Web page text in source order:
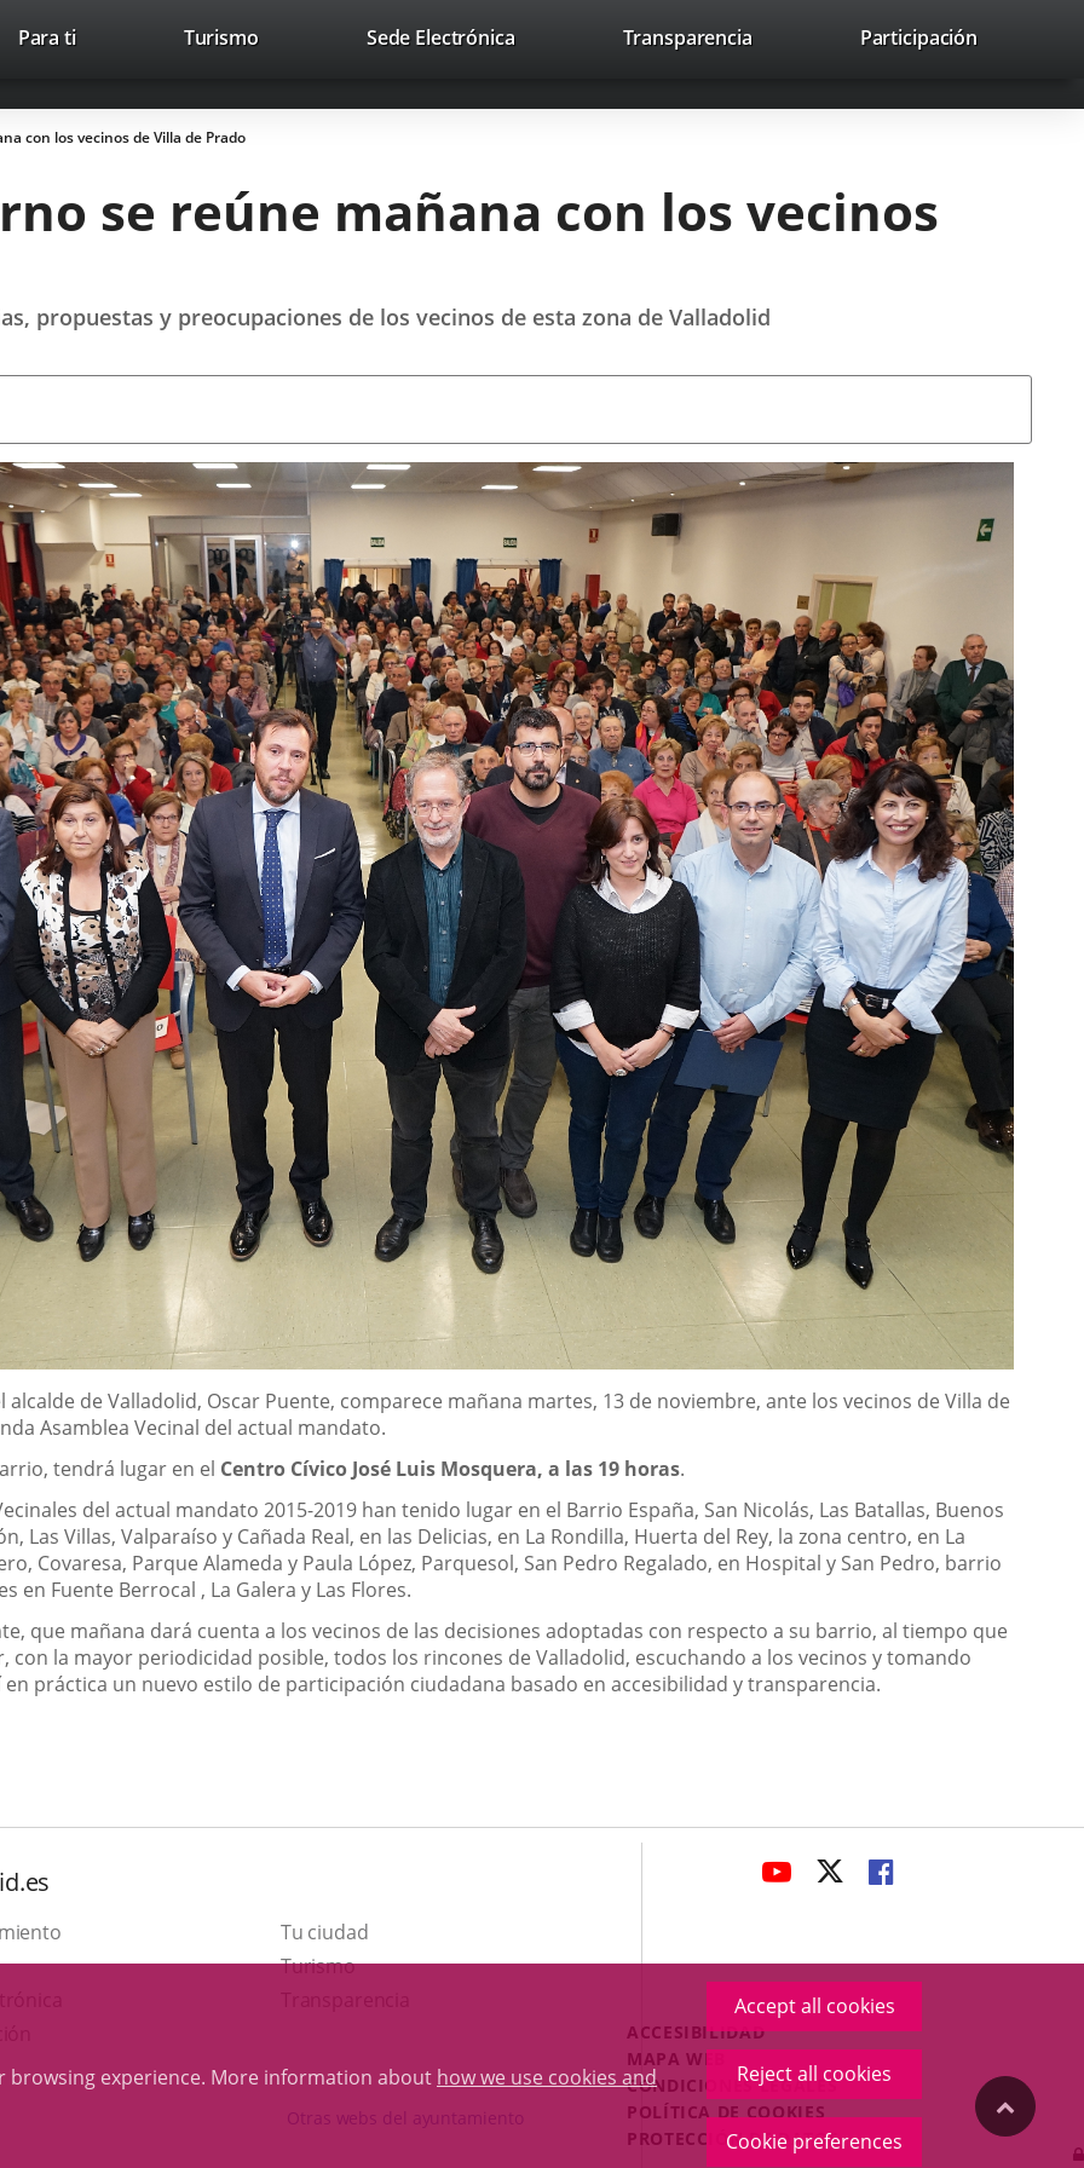
browsing experience. More information about how we use cookies and
Accept all cookies
Reject all cookies
Cookie preferences
Trabaja con nosotros Contacto avaHeaderSocial
Link
external
Link
external
Link
external
Search
Para ti TurismoThis
open
up
Sede ElectrónicaLink
application.
Transparencia Participación
con los vecinos de Villa de Prado
se reúne mañana con los vecinos
propuestas y preocupaciones de los vecinos de esta zona de Valladolid
de Valladolid, Oscar Puente, comparece mañana martes, 13 de noviembre, ante los vecinos de Villa de
Asamblea Vecinal del actual mandato.
tendrá lugar en el Centro Cívico José Luis Mosquera, a las 19 horas.
del actual mandato 2015-2019 han tenido lugar en el Barrio España, San Nicolás, Las Batallas, Buenos
Las Villas, Valparaíso y Cañada Real, en las Delicias, en La Rondilla, Huerta del Rey, la zona centro, en La
Covaresa, Parque Alameda y Paula López, Parquesol, San Pedro Regalado, en Hospital y San Pedro, barrio
en Fuente Berrocal , La Galera y Las Flores.
que mañana dará cuenta a los vecinos de las decisiones adoptadas con respecto a su barrio, al tiempo que
con la mayor periodicidad posible, todos los rincones de Valladolid, escuchando a los vecinos y tomando
práctica un nuevo estilo de participación ciudadana basado en accesibilidad y transparencia.
Tu ciudad
TurismoThis
open
external
Otras webs del ayuntamiento
LINK
APPLICATION.
LINK
APPLICATION.
APPLICATION.
Menú
Legal
Footer
ACCESIBILIDAD
MAPA WEB
CONDICIONES LEGALES
POLÍTICA DE COOKIES
PROTECCIÓN DE DATOS
"Back